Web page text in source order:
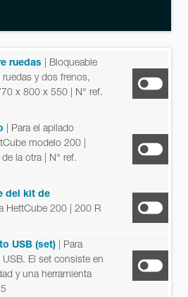
ruedas | Bloqueable
y dos frenos,
x 800 x 550 | N° ref.
| Para el apilado
modelo 200 |
la otra | N° ref.
del kit de
HettCube 200 | 200 R
USB (set) | Para
USB. El set consiste en
y una herramienta